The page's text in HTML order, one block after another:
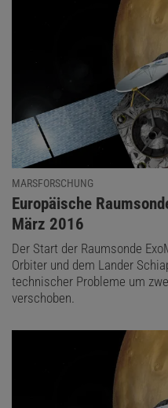
MARSFORSCHUNG
:Europäische
März 2016
Der Start der Raumsonde
Orbiter und dem Lander
technischer Probleme um
verschoben.